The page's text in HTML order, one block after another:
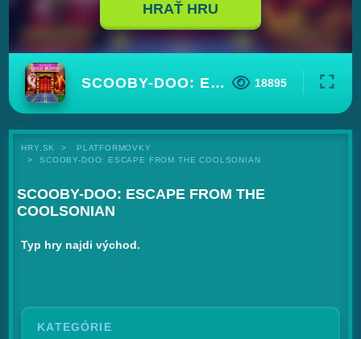
HRAŤ HRU
SCOOBY-DOO: ESCAPE FROM THE COOLSONIAN 18895
HRY.SK
PLATFORMOVKY
SCOOBY-DOO: ESCAPE FROM THE COOLSONIAN
SCOOBY-DOO: ESCAPE FROM THE
COOLSONIAN
Typ hry najdi východ.
KATEGÓRIE